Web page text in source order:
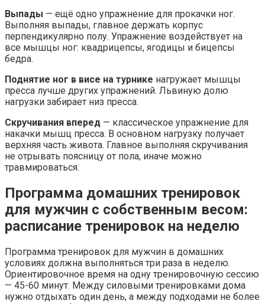
Выпады — ещё одно упражнение для прокачки ног.
Выполняя выпады, главное держать корпус
перпендикулярно полу. Упражнение воздействует на
все мышцы ног: квадрицепсы, ягодицы и бицепсы
бедра.
Поднятие ног в висе на турнике нагружает мышцы
пресса лучше других упражнений. Львиную долю
нагрузки забирает низ пресса.
Скручивания вперед — классическое упражнение для
накачки мышц пресса. В основном нагрузку получает
верхняя часть живота. Главное выполняя скручивания
не отрывать поясницу от пола, иначе можно
травмироваться.
Программа домашних тренировок
для мужчин с собственным весом:
расписание тренировок на неделю
Программа тренировок для мужчин в домашних
условиях должна выполняться три раза в неделю.
Ориентировочное время на одну тренировочную сессию
— 45-60 минут. Между силовыми тренировками дома
нужно отдыхать один день, а между подходами не более